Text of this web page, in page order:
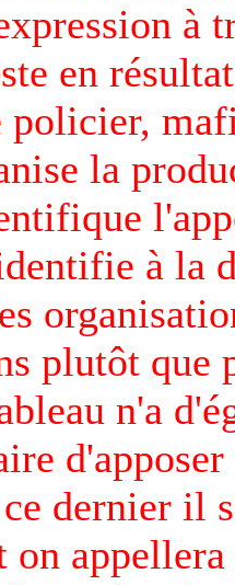
à
en
policier,
la
à la
plutôt que
n'a
dernier il
on